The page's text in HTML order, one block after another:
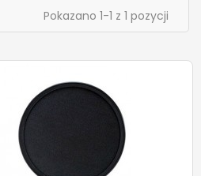
Pokazano 1-1 z 1 pozycji